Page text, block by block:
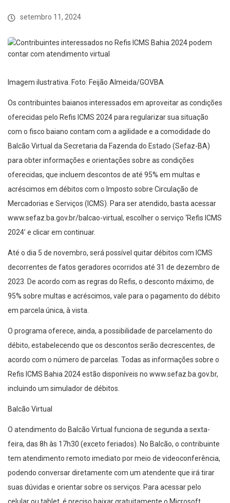
setembro 11, 2024
Imagem ilustrativa. Foto: Feijão Almeida/GOVBA
Os contribuintes baianos interessados em aproveitar as condições
oferecidas pelo Refis ICMS 2024 para regularizar sua situação
com o fisco baiano contam com a agilidade e a comodidade do
Balcão Virtual da Secretaria da Fazenda do Estado (Sefaz-BA)
para obter informações e orientações sobre as condições
oferecidas, que incluem descontos de até 95% em multas e
acréscimos em débitos com o Imposto sobre Circulação de
Mercadorias e Serviços (ICMS). Para ser atendido, basta acessar
www.sefaz.ba.gov.br/balcao-virtual, escolher o serviço ‘Refis ICMS
2024’ e clicar em continuar.
Até o dia 5 de novembro, será possível quitar débitos com ICMS
decorrentes de fatos geradores ocorridos até 31 de dezembro de
2023. De acordo com as regras do Refis, o desconto máximo, de
95% sobre multas e acréscimos, vale para o pagamento do débito
em parcela única, à vista.
O programa oferece, ainda, a possibilidade de parcelamento do
débito, estabelecendo que os descontos serão decrescentes, de
acordo com o número de parcelas. Todas as informações sobre o
Refis ICMS Bahia 2024 estão disponíveis no www.sefaz.ba.gov.br,
incluindo um simulador de débitos.
Balcão Virtual
O atendimento do Balcão Virtual funciona de segunda a sexta-
feira, das 8h às 17h30 (exceto feriados). No Balcão, o contribuinte
tem atendimento remoto imediato por meio de videoconferência,
podendo conversar diretamente com um atendente que irá tirar
suas dúvidas e orientar sobre os serviços. Para acessar pelo